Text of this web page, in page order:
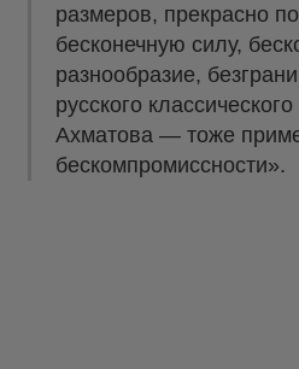
размеров, прекрасно
бесконечную силу,
разнообразие,
русского
Ахматова — тоже
бескомпромиссности».